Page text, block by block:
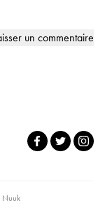
Nuuk